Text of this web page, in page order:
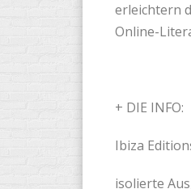
erleichtern
Online-
+ DIE INFO:
Ibiza
isolierte